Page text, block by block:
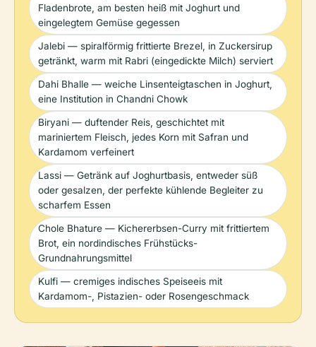
Fladenbrote, am besten heiß mit Joghurt und
eingelegtem Gemüse gegessen
Jalebi — spiralförmig frittierte Brezel, in Zuckersirup
getränkt, warm mit Rabri (eingedickte Milch) serviert
Dahi Bhalle — weiche Linsenteigtaschen in Joghurt,
eine Institution in Chandni Chowk
Biryani — duftender Reis, geschichtet mit
mariniertem Fleisch, jedes Korn mit Safran und
Kardamom verfeinert
Lassi — Getränk auf Joghurtbasis, entweder süß
oder gesalzen, der perfekte kühlende Begleiter zu
scharfem Essen
Chole Bhature — Kichererbsen-Curry mit frittiertem
Brot, ein nordindisches Frühstücks-
Grundnahrungsmittel
Kulfi — cremiges indisches Speiseeis mit
Kardamom-, Pistazien- oder Rosengeschmack